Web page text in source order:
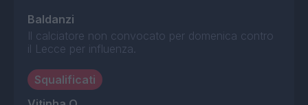
Baldanzi
Il calciatore non convocato per domenica contro
il Lecce per influenza.
Squalificati